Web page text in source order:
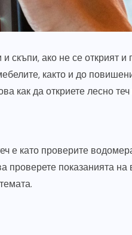
скъпи, ако не се открият
както и до
как да откриете лесно
е като проверите
проверете показанията